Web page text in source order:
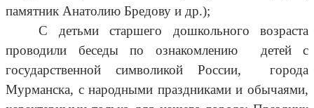
памятник Анатолию Бредову и др.);
С детьми старшего дошкольного возраста
проводили беседы по ознакомлению детей с
государственной символикой России, города
Мурманска, с народными праздниками и обычаями,